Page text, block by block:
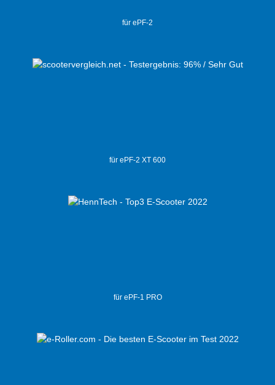
für ePF-2
für ePF-2 XT 600
für ePF-1 PRO